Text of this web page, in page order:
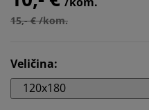
15,- € /kom.
Veličina:
120x180